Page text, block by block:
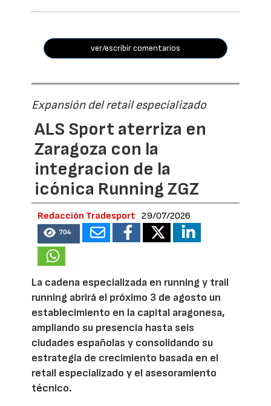
ver/escribir comentarios
Expansión del retail especializado
ALS Sport aterriza en
Zaragoza con la
integracion de la
icónica Running ZGZ
Redacción Tradesport 29/07/2026
704
La cadena especializada en running y trail
running abrirá el próximo 3 de agosto un
establecimiento en la capital aragonesa,
ampliando su presencia hasta seis
ciudades españolas y consolidando su
estrategia de crecimiento basada en el
retail especializado y el asesoramiento
técnico.